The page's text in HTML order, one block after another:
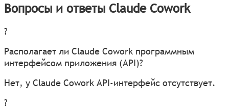
Вопросы и ответы Claude Cowork
?
Располагает ли Claude Cowork программным
интерфейсом приложения (API)?
Нет, у Claude Cowork API-интерфейс отсутствует.
?